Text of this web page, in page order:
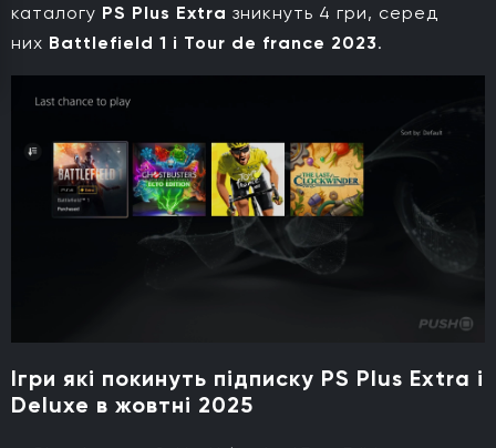
каталогу PS Plus Extra зникнуть 4 гри, серед
них Battlefield 1 і Tour de france 2023.
Ігри які покинуть підписку PS Plus Extra і
Deluxe в жовтні 2025